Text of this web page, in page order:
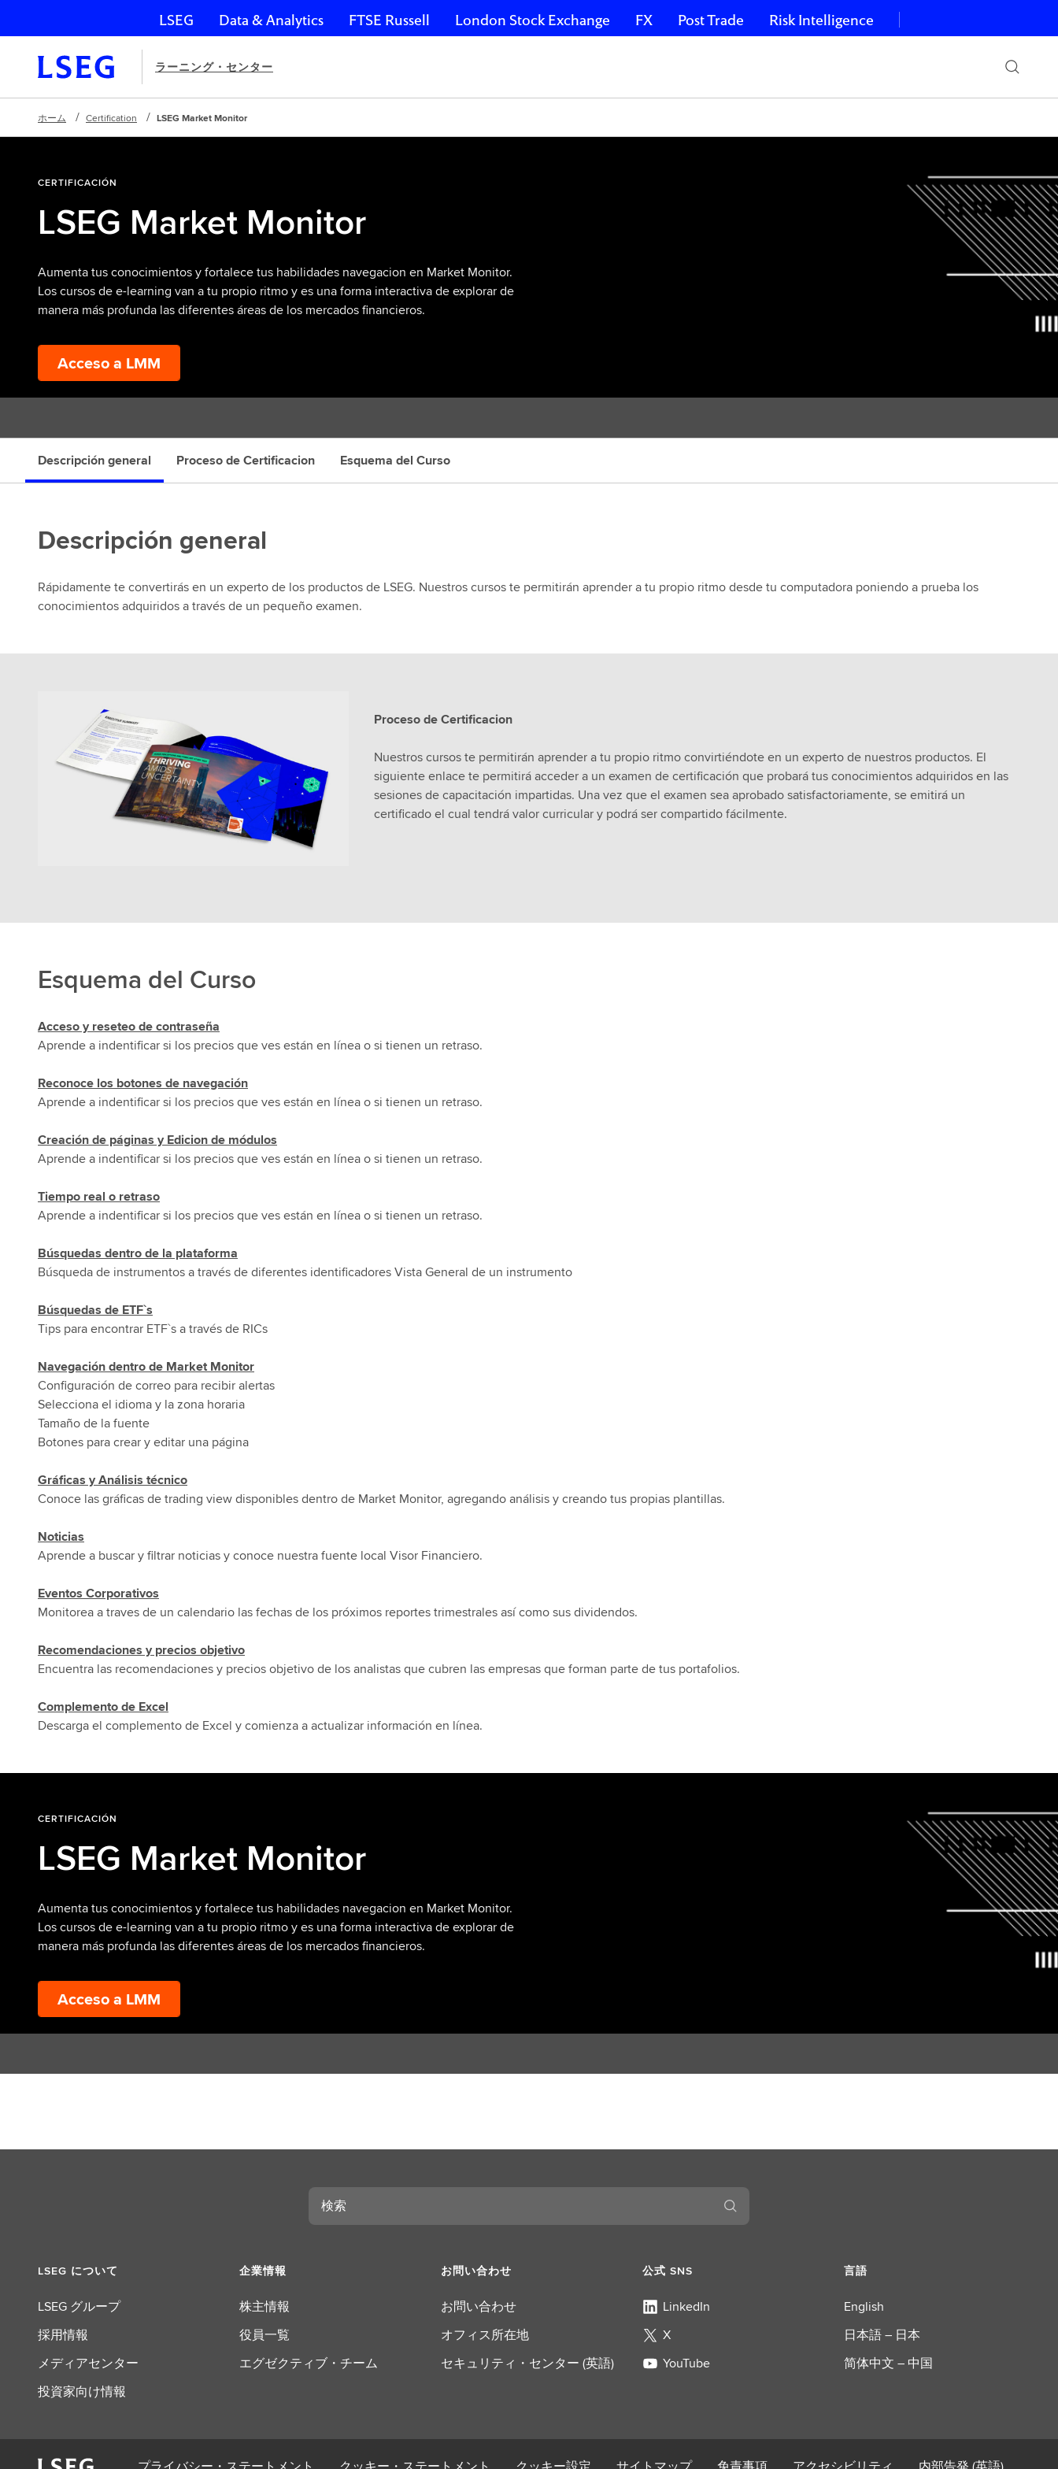
ナビゲーションをスキップ
LSEG Data & Analytics FTSE Russell London Stock Exchange FX Post Trade Risk Intelligence
ラーニング・センター
ホーム Certification LSEG Market Monitor
CERTIFICACIÓN
LSEG Market Monitor
Aumenta tus conocimientos y fortalece tus habilidades navegacion en Market Monitor.
Los cursos de e-learning van a tu propio ritmo y es una forma interactiva de explorar de
manera más profunda las diferentes áreas de los mercados financieros.
Acceso a LMM
Descripción general Proceso de Certificacion Esquema del Curso
Descripción general
Rápidamente te convertirás en un experto de los productos de LSEG. Nuestros cursos te permitirán aprender a tu propio ritmo desde tu computadora poniendo a prueba los
conocimientos adquiridos a través de un pequeño examen.
Proceso de Certificacion
Nuestros cursos te permitirán aprender a tu propio ritmo convirtiéndote en un experto de nuestros productos. El
siguiente enlace te permitirá acceder a un examen de certificación que probará tus conocimientos adquiridos en las
sesiones de capacitación impartidas. Una vez que el examen sea aprobado satisfactoriamente, se emitirá un
certificado el cual tendrá valor curricular y podrá ser compartido fácilmente.
Esquema del Curso
Acceso y reseteo de contraseña
Aprende a indentificar si los precios que ves están en línea o si tienen un retraso.
Reconoce los botones de navegación
Aprende a indentificar si los precios que ves están en línea o si tienen un retraso.
Creación de páginas y Edicion de módulos
Aprende a indentificar si los precios que ves están en línea o si tienen un retraso.
Tiempo real o retraso
Aprende a indentificar si los precios que ves están en línea o si tienen un retraso.
Búsquedas dentro de la plataforma
Búsqueda de instrumentos a través de diferentes identificadores Vista General de un instrumento
Búsquedas de ETF`s
Tips para encontrar ETF`s a través de RICs
Navegación dentro de Market Monitor
Configuración de correo para recibir alertas
Selecciona el idioma y la zona horaria
Tamaño de la fuente
Botones para crear y editar una página
Gráficas y Análisis técnico
Conoce las gráficas de trading view disponibles dentro de Market Monitor, agregando análisis y creando tus propias plantillas.
Noticias
Aprende a buscar y filtrar noticias y conoce nuestra fuente local Visor Financiero.
Eventos Corporativos
Monitorea a traves de un calendario las fechas de los próximos reportes trimestrales así como sus dividendos.
Recomendaciones y precios objetivo
Encuentra las recomendaciones y precios objetivo de los analistas que cubren las empresas que forman parte de tus portafolios.
Complemento de Excel
Descarga el complemento de Excel y comienza a actualizar información en línea.
CERTIFICACIÓN
LSEG Market Monitor
Aumenta tus conocimientos y fortalece tus habilidades navegacion en Market Monitor.
Los cursos de e-learning van a tu propio ritmo y es una forma interactiva de explorar de
manera más profunda las diferentes áreas de los mercados financieros.
Acceso a LMM
検
LSEG について
LSEG グループ
採用情報
メディアセンター
投資家向け情報
企業情報
株主情報
役員一覧
エグゼクティブ・チーム
お問い合わせ
お問い合わせ
オフィス所在地
セキュリティ・センター (英語)
公式 SNS
LinkedIn
X
YouTube
言語
English
日本語 – 日本
简体中文 – 中国